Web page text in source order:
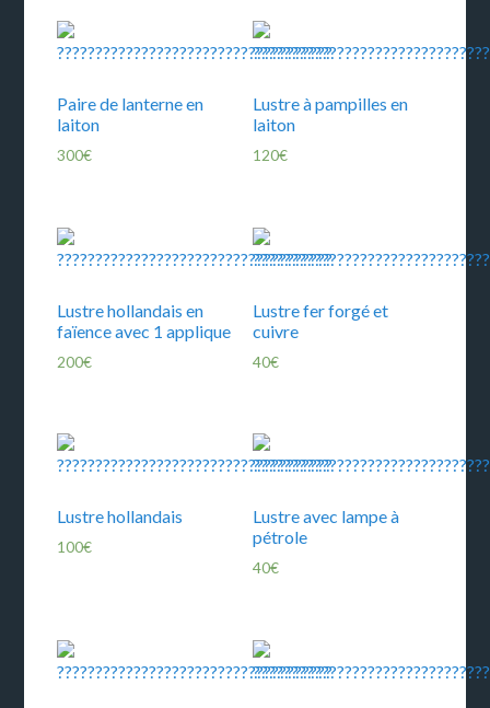
Paire de lanterne en
laiton
300€
Lustre à pampilles en
laiton
120€
Lustre hollandais en
faïence avec 1 applique
200€
Lustre fer forgé et
cuivre
40€
Lustre hollandais
100€
Lustre avec lampe à
pétrole
40€